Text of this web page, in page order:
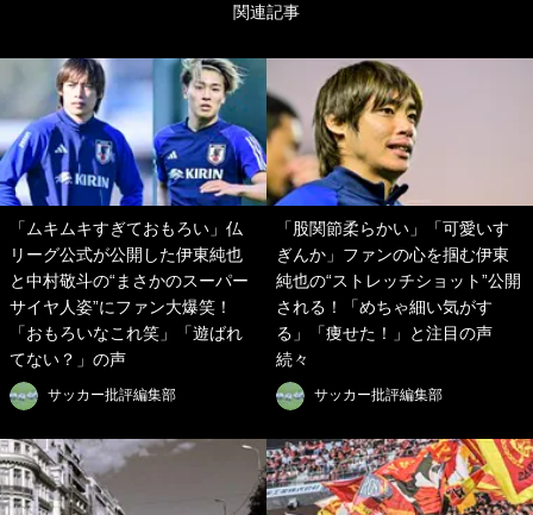
関連記事
「ムキムキすぎておもろい」仏
リーグ公式が公開した伊東純也
と中村敬斗の“まさかのスーパー
サイヤ人姿”にファン大爆笑！
「おもろいなこれ笑」「遊ばれ
てない？」の声
サッカー批評編集部
「股関節柔らかい」「可愛いす
ぎんか」ファンの心を掴む伊東
純也の“ストレッチショット”公開
される！「めちゃ細い気がす
る」「痩せた！」と注目の声
続々
サッカー批評編集部